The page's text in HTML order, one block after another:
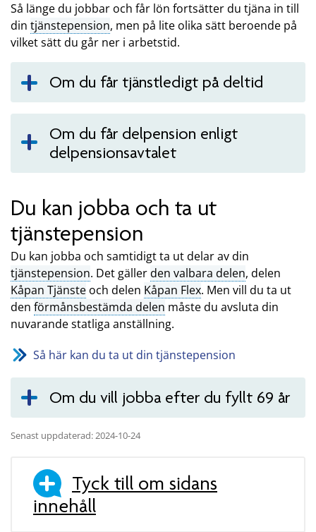
Så länge du jobbar och får lön fortsätter du tjäna in till
din tjänstepension, men på lite olika sätt beroende på
vilket sätt du går ner i arbetstid.
Om du får tjänstledigt på deltid
Om du får delpension enligt
delpensionsavtalet
Du kan jobba och ta ut
tjänstepension
Du kan jobba och samtidigt ta ut delar av din
tjänstepension. Det gällerden valbara delen, delen
Kåpan Tjänste och delen Kåpan Flex. Men vill du ta ut
den förmånsbestämda delen måste du avsluta din
nuvarande statliga anställning.
Så här kan du ta ut din tjänstepension
Om du vill jobba efter du fyllt 69 år
Senast uppdaterad: 2024-10-24
Tyck till om sidans
innehåll